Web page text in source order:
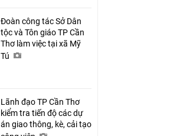
Đoàn công tác Sở Dân
tộc và Tôn giáo TP Cần
Thơ làm việc tại xã Mỹ
Tú
Lãnh đạo TP Cần Thơ
kiểm tra tiến độ các dự
án giao thông, kè, cải tạo